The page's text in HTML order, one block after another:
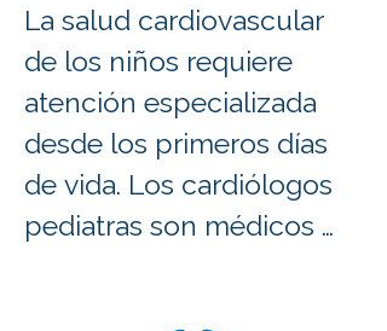
La salud cardiovascular
de los niños requiere
atención especializada
desde los primeros días
de vida. Los cardiólogos
pediatras son médicos